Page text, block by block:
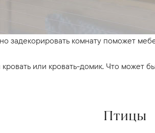
задекорировать комнату поможет
или кровать-домик. Что может
Птицы